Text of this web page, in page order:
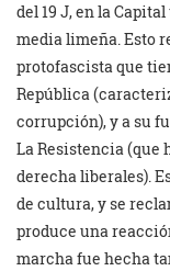
del 19 J, en la
media limeña. Esto
protofascista que
República
corrupción), y a su
La Resistencia (que
derecha liberales).
de cultura, y se
produce una
marcha fue hecha